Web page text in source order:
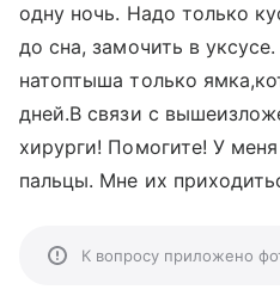
одну ночь. Надо только
до сна, замочить в
натоптыша только
дней.В связи с
хирурги! Помогите! У
пальцы. Мне их
К вопросу приложено